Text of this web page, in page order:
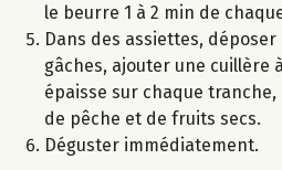
le beurre 1 à 2 min de
Dans des assiettes,
gâches, ajouter une cuillère
épaisse sur chaque
de pêche et de fruits secs.
Déguster immédiatement.